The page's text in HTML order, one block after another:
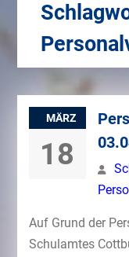
MÄRZ
18
Auf Grund der
Schulamtes